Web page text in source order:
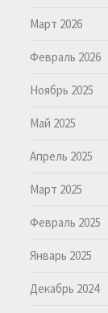
Март 2026
Февраль 2026
Ноябрь 2025
Май 2025
Апрель 2025
Март 2025
Февраль 2025
Январь 2025
Декабрь 2024